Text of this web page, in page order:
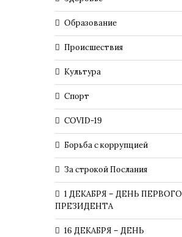
Образование
Происшествия
Культура
Спорт
COVID-19
Борьба с коррупцией
За строкой Послания
1 ДЕКАБРЯ – ДЕНЬ ПЕРВОГО
ПРЕЗИДЕНТА
16 ДЕКАБРЯ – ДЕНЬ